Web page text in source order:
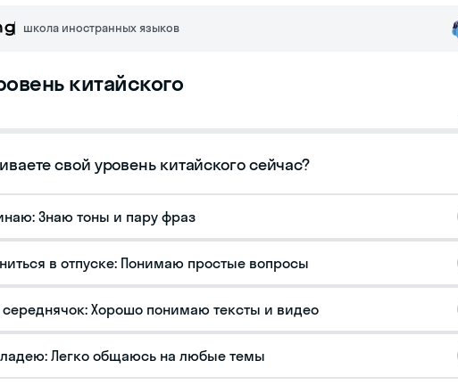
циклическая
как 干支 (gānzhī), представляет собой
мире, история которой насчитывает более
календаря, китайский календарь
где время движется по спирали, а не по
является сочетание двух циклов:
天干, tiāngān) и двенадцатеричного цикла
образуется 60-летний цикл,
цветущих стеблей".
дни десятидневной недели в
стихиями:
школа иностранных языков
китайского
свой уровень китайского сейчас?
Знаю тоны и пару фраз
в отпуске: Понимаю простые вопросы
Хорошо понимаю тексты и видео
Легко общаюсь на любые темы